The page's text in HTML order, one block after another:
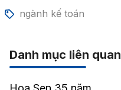
ngành kế toán
Danh mục liên quan